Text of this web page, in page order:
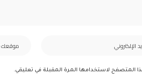
المتصفح لاستخدامها المرة المقبلة في تعليقي.